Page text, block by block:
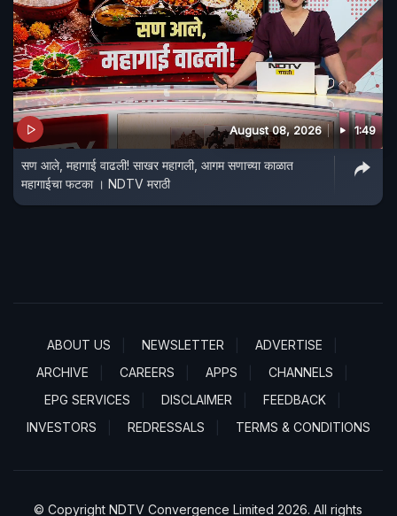
August 08, 2026 1:49
सण आले, महागाई वाढली! साखर महागली, आगम सणाच्या काळात
महागाईचा फटका । NDTV मराठी
ABOUT US NEWSLETTER
ADVERTISE
ARCHIVE
CAREERS APPS
CHANNELS
EPG SERVICES
DISCLAIMER
FEEDBACK
INVESTORS
REDRESSALS TERMS & CONDITIONS
© Copyright NDTV Convergence Limited 2026. All rights